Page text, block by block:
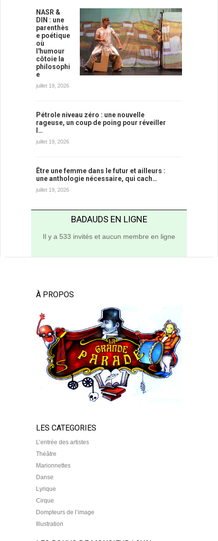
NASR &
DIN : une
parenthès
e poétique
où
l'humour
côtoie la
philosophi
e
juillet 19, 2026
Pétrole niveau zéro : une nouvelle
rageuse, un coup de poing pour réveiller
l…
juillet 19, 2026
Être une femme dans le futur et ailleurs :
une anthologie nécessaire, qui cach…
juillet 19, 2026
BADAUDS EN LIGNE
Il y a 533 invités et aucun membre en ligne
À PROPOS
LES CATEGORIES
L’entrée des artistes
Théâtre
Marionnettes
Danse
Lyrique
Cirque
Dompteurs de l’image
Illustration